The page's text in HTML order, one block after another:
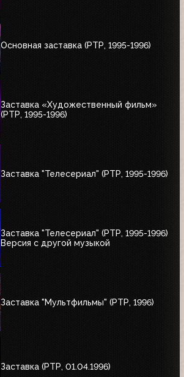
Основная заставка (РТР, 1995-1996)
Заставка «Художественный фильм»
(РТР, 1995-1996)
Заставка "Телесериал" (РТР, 1995-1996)
Заставка "Телесериал" (РТР, 1995-1996)
Версия с другой музыкой
Заставка "Мультфильмы" (РТР, 1996)
Заставка (РТР, 01.04.1996)